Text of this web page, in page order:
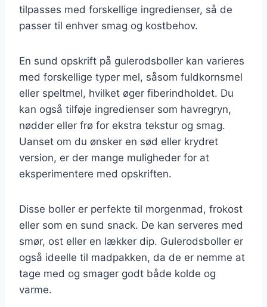
tilpasses med forskellige ingredienser, så de
passer til enhver smag og kostbehov.
En sund opskrift på gulerodsboller kan varieres
med forskellige typer mel, såsom fuldkornsmel
eller speltmel, hvilket øger fiberindholdet. Du
kan også tilføje ingredienser som havregryn,
nødder eller frø for ekstra tekstur og smag.
Uanset om du ønsker en sød eller krydret
version, er der mange muligheder for at
eksperimentere med opskriften.
Disse boller er perfekte til morgenmad, frokost
eller som en sund snack. De kan serveres med
smør, ost eller en lækker dip. Gulerodsboller er
også ideelle til madpakken, da de er nemme at
tage med og smager godt både kolde og
varme.